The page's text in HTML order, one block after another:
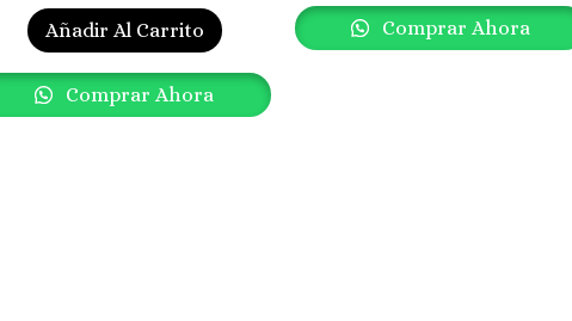
Añadir Al Carrito
Comprar Ahora
Comprar Ahora